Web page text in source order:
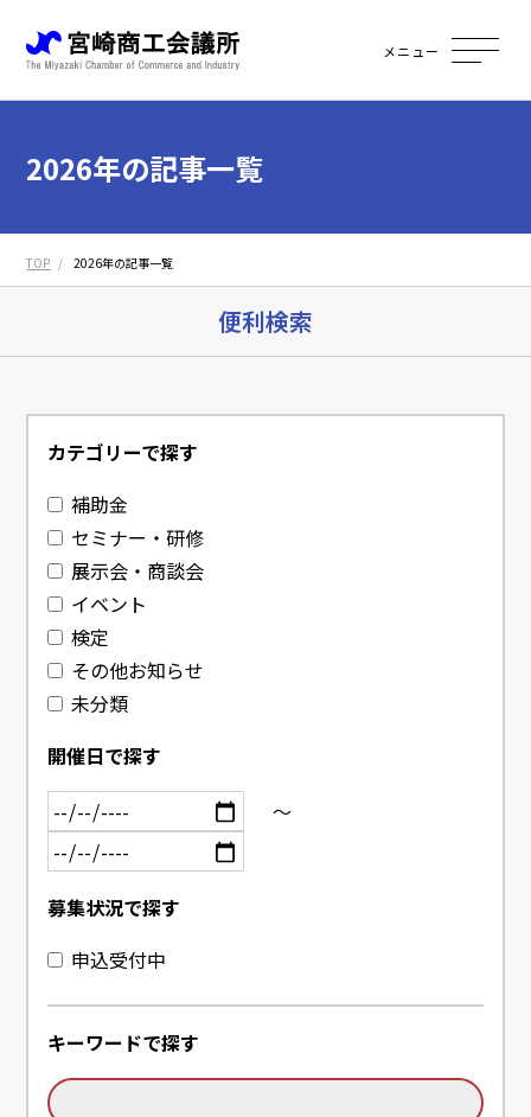
メニュー
2026年の記事一覧
TOP 2026年の記事一覧
便利検索
カテゴリーで探す
補助金
セミナー・研修
展示会・商談会
イベント
検定
その他お知らせ
未分類
開催日で探す
～
募集状況で探す
申込受付中
キーワードで探す